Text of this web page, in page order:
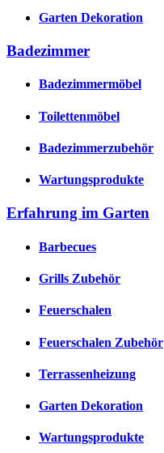
Garten Dekoration
Badezimmer
Badezimmermöbel
Toilettenmöbel
Badezimmerzubehör
Wartungsprodukte
Erfahrung im Garten
Barbecues
Grills Zubehör
Feuerschalen
Feuerschalen Zubehör
Terrassenheizung
Garten Dekoration
Wartungsprodukte